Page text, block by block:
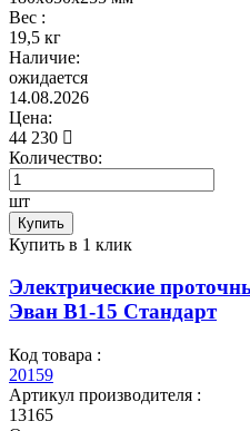
Вес :
19,5 кг
Наличие:
ожидается
14.08.2026
Цена:
44 230
Количество:
шт
Купить
Купить в 1 клик
Электрические
Эван В1-15 Стандарт
Код товара :
20159
Артикул производителя :
13165